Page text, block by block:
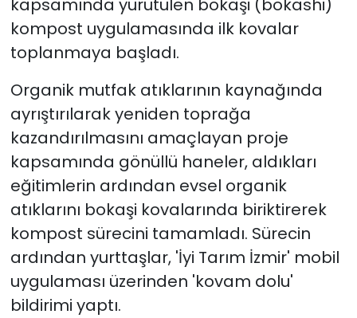
kapsamında yürütülen bokaşi (bokashi)
kompost uygulamasında ilk kovalar
toplanmaya başladı.
Organik mutfak atıklarının kaynağında
ayrıştırılarak yeniden toprağa
kazandırılmasını amaçlayan proje
kapsamında gönüllü haneler, aldıkları
eğitimlerin ardından evsel organik
atıklarını bokaşi kovalarında biriktirerek
kompost sürecini tamamladı. Sürecin
ardından yurttaşlar, 'İyi Tarım İzmir' mobil
uygulaması üzerinden 'kovam dolu'
bildirimi yaptı.